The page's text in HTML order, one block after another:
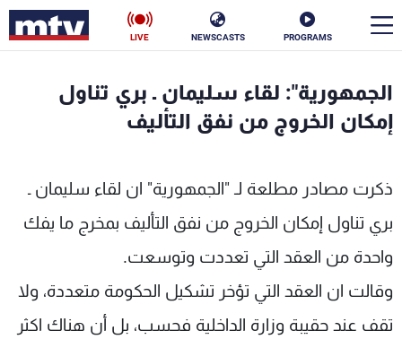
PROGRAMS
NEWSCASTS
LIVE
الجمهورية": لقاء سليمان ـ بري تناول
إمكان الخروج من نفق التأليف
ذكرت مصادر مطلعة لـ "الجمهورية" ان لقاء سليمان ـ
بري تناول إمكان الخروج من نفق التأليف بمخرج ما يفك
واحدة من العقد التي تعددت وتوسعت.
وقالت ان العقد التي تؤخر تشكيل الحكومة متعددة، ولا
تقف عند حقيبة وزارة الداخلية فحسب، بل أن هناك اكثر
الأخبار
منوعات رياضة
كأس العالم